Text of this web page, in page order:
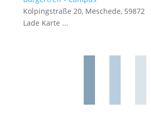
Kolpingstraße 20, Meschede, 59872
Lade Karte ...